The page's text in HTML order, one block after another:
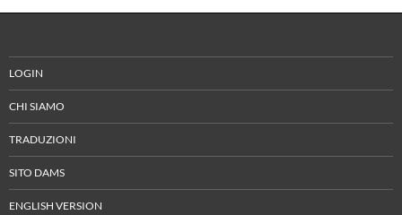
LOGIN
CHI SIAMO
TRADUZIONI
SITO DAMS
ENGLISH VERSION